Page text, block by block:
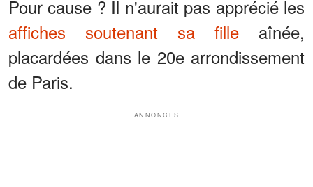
Pour cause ? Il n'aurait pas apprécié les
affiches soutenant sa fille aînée,
placardées dans le 20e arrondissement
de Paris.
ANNONCES